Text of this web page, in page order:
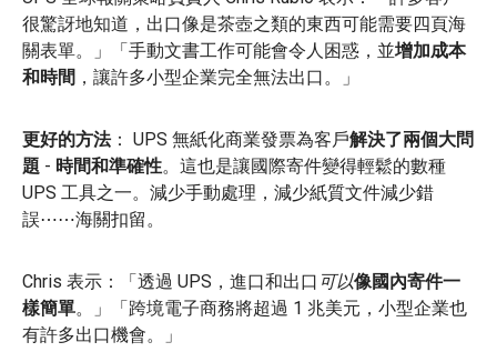
很驚訝地知道，出口像是茶壺之類的東西可能需要四頁海
關表單。」「手動文書工作可能會令人困惑，並增加成本
和時間 ，讓許多小型企業完全無法出口。」
更好的方法： UPS 無紙化商業發票為客戶解決了兩個大問
題 - 時間和準確性。這也是讓國際寄件變得輕鬆的數種
UPS 工具之一。減少手動處理，減少紙質文件減少錯
誤⋯⋯海關扣留。
Chris 表示：「透過 UPS，進口和出口 可以像國內寄件一
樣簡單。」「跨境電子商務將超過 1 兆美元，小型企業也
有許多出口機會。」